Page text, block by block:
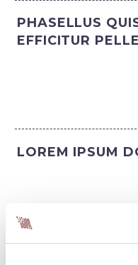
PHASELLUS
EFFICITUR
LOREM IPSUM
LOREM